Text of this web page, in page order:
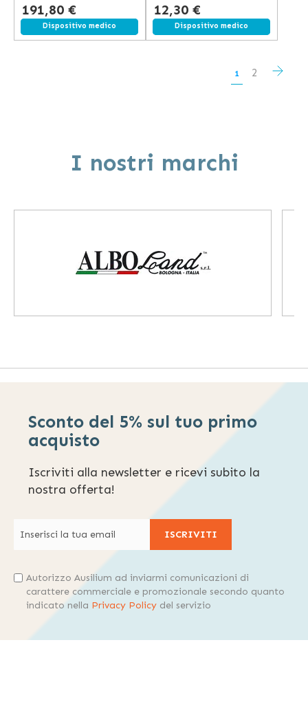
191,80 €
Spedizione gratuita
Dispositivo medico
12,30 €
Spedizione gratuita
Dispositivo medico
Pagina
Attualmente
pagina
1 Pagina
2
I nostri marchi
Sconto del 5% sul tuo primo
acquisto
Iscriviti alla newsletter e ricevi subito la
nostra offerta!
ISCRIVITI
Autorizzo Ausilium ad inviarmi comunicazioni di
carattere commerciale e promozionale secondo quanto
indicato nella Privacy Policy del servizio